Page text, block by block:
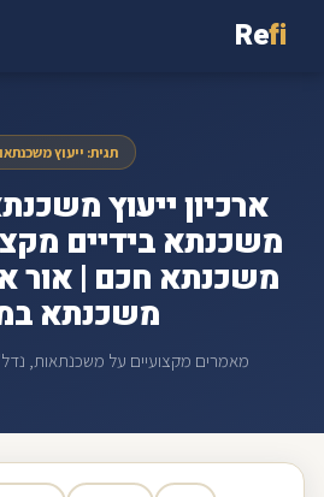
Refi
תגית: ייעוץ
משכנתא בידיים
משכנתא חכם | אור
משכנתא
מאמרים מקצועיים על משכנתאות,